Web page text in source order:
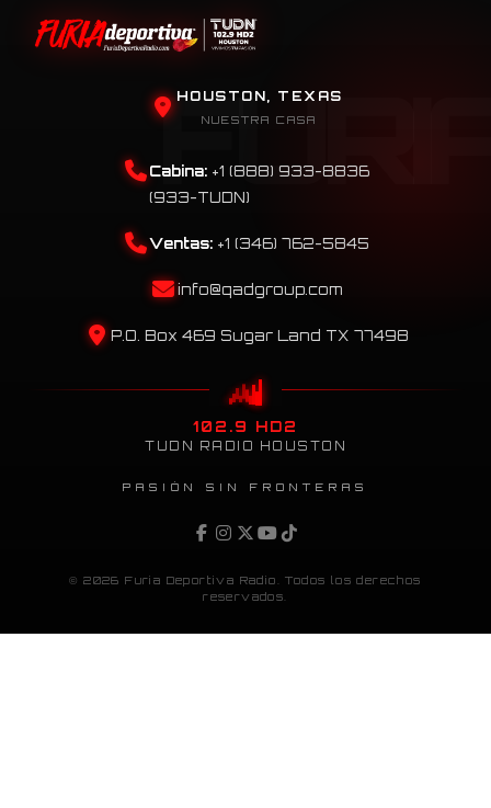
HOUSTON, TEXAS
NUESTRA CASA
Cabina: +1 (888) 933-8836
(933-TUDN)
Ventas: +1 (346) 762-5845
info@qadgroup.com
P.O. Box 469 Sugar Land TX 77498
102.9 HD2
TUDN RADIO HOUSTON
PASIÓN SIN FRONTERAS
© 2026 Furia Deportiva Radio. Todos los derechos
reservados.